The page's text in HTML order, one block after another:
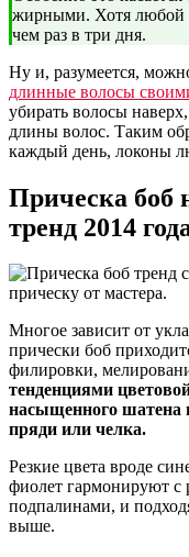
жирными. Хотя любой
чем раз в три дня.
Ну и, разумеется,
длинные волосы
убирать волосы
длины волос. Таким
каждый день, локоны
Прическа
тренд 2014
прическу от мастера.
Многое зависит от
прически боб
филировки,
тенденциями
насыщенного шатена
пряди или челка.
Резкие цвета вроде
фиолет гармонируют
подпалинами, и
выше.